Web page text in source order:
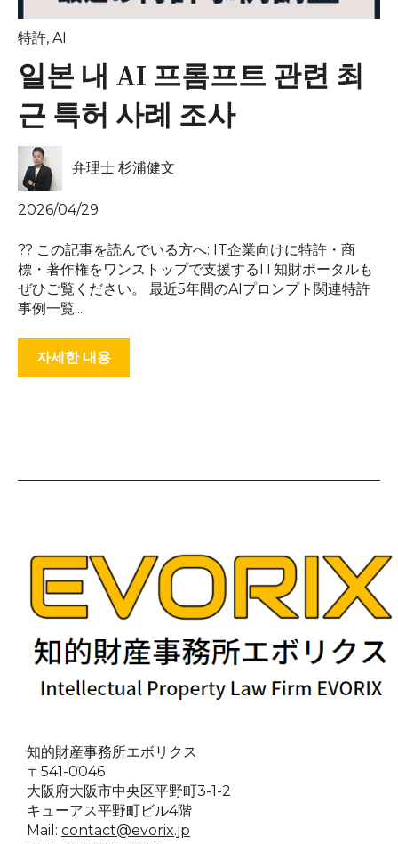
特許, AI
일본 내 AI 프롬프트 관련 최
근 특허 사례 조사
弁理士 杉浦健文
2026/04/29
?? この記事を読んでいる方へ: IT企業向けに特許・商
標・著作権をワンストップで支援するIT知財ポータルも
ぜひご覧ください。 最近5年間のAIプロンプト関連特許
事例一覧...
자세한 내용
知的財産事務所エボリクス
〒541-0046
大阪府大阪市中央区平野町3-1-2
キューアス平野町ビル4階
Mail: contact@evorix.jp